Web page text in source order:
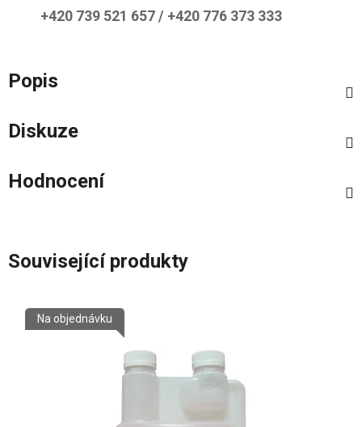
+420 739 521 657 / +420 776 373 333
Popis
Diskuze
Hodnocení
Související produkty
Na objednávku